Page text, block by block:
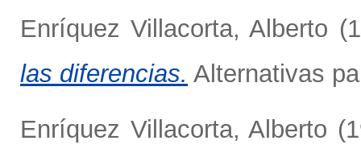
Enríquez Villacorta, Alberto
las diferencias. Alternativas
Enríquez Villacorta, Alberto